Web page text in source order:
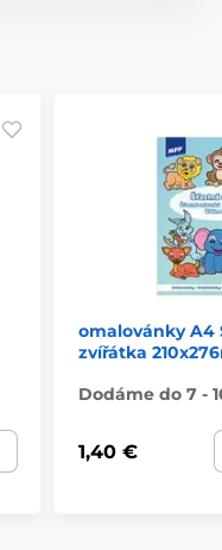
omalovánky A4
zvířátka
Dodáme do 7 -
1,40 €